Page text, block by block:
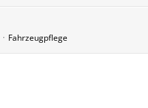
Fahrzeugpflege